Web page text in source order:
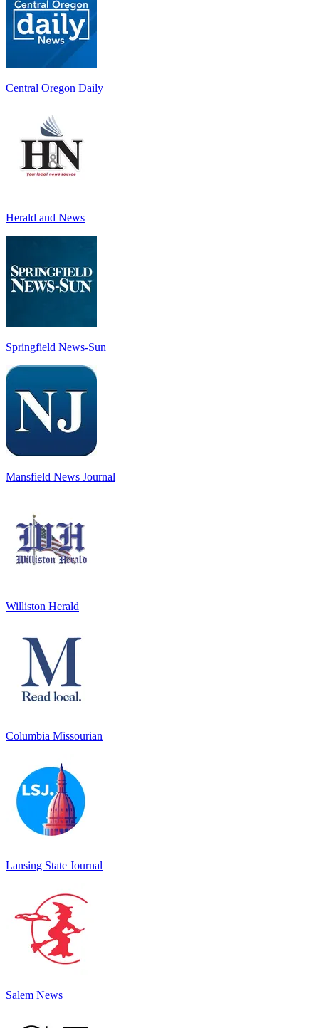
Central Oregon Daily
Herald and News
Springfield News-Sun
Mansfield News Journal
Williston Herald
Columbia Missourian
Lansing State Journal
Salem News